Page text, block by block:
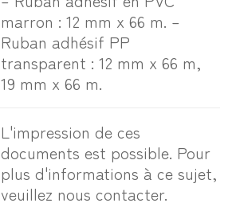
marron : 12 mm x 66 m. –
Ruban adhésif PP
transparent : 12 mm x 66 m,
19 mm x 66 m.
L'impression de ces
documents est possible. Pour
plus d'informations à ce sujet,
veuillez nous contacter.